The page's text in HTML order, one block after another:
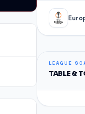
LEAGUE
TABLE &